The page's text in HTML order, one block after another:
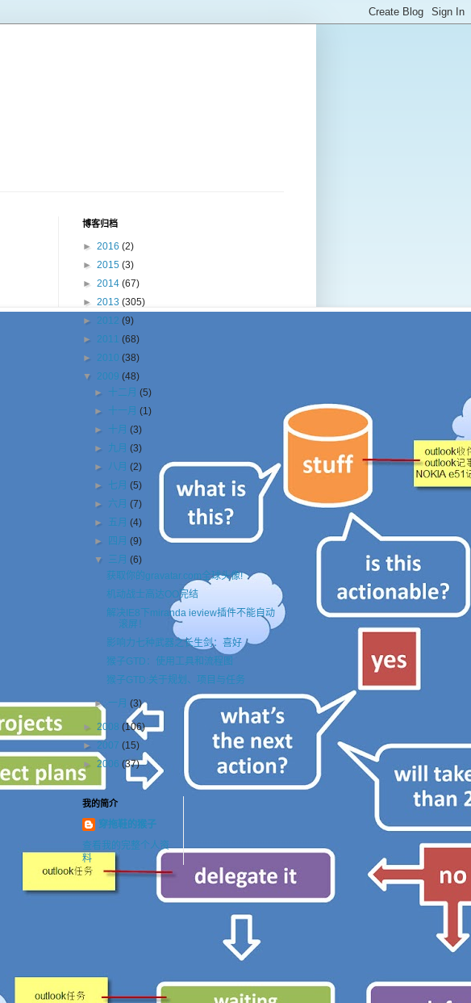
博客归档
► 2016 (2)
► 2015 (3)
► 2014 (67)
► 2013 (305)
► 2012 (9)
► 2011 (68)
► 2010 (38)
▼ 2009 (48)
► 十二月(5)
► 十一月(1)
► 十月(3)
► 九月(3)
► 八月(2)
► 七月(5)
► 六月(7)
► 五月(4)
►
四月(9)
▼ 三月(6)
获取你的gravatar.com全球头像!
机动战士高达OO完结
解决IE8下miranda ieview插件不能自动
滚屏！
影响力七种武器之长生剑：喜好
猴子GTD：使用工具和流程图
猴子GTD:关于规划、项目与任务
► 一月(3)
► 2008 (106)
► 2007 (15)
► 2006 (37)
我的简介
穿拖鞋的猴子
查看我的完整个人资
料